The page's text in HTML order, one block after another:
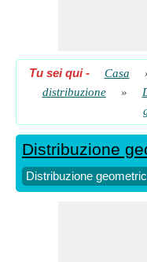
Tu sei qui- Casa
distribuzione
»
Distribuzione
Distribuzione